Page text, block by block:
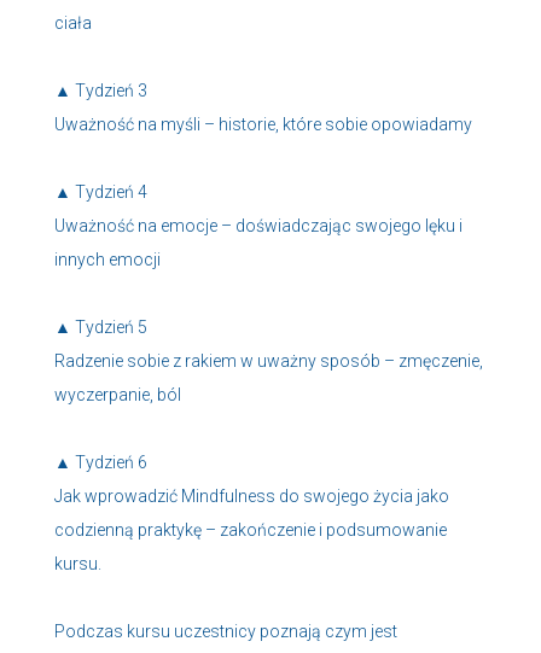
ciała
▲ Tydzień 3
Uważność na myśli – historie, które sobie opowiadamy
▲ Tydzień 4
Uważność na emocje – doświadczając swojego lęku i
innych emocji
▲ Tydzień 5
Radzenie sobie z rakiem w uważny sposób – zmęczenie,
wyczerpanie, ból
▲ Tydzień 6
Jak wprowadzić Mindfulness do swojego życia jako
codzienną praktykę – zakończenie i podsumowanie
kursu.
Podczas kursu uczestnicy poznają czym jest